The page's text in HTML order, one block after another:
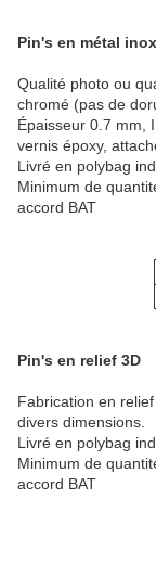
Pin's en métal
Qualité photo ou
chromé (pas de
Épaisseur 0.7 mm,
vernis époxy,
Livré en polybag
Minimum de
accord BAT
Pin's en relief 3D
Fabrication en
divers dimensions.
Livré en polybag
Minimum de
accord BAT